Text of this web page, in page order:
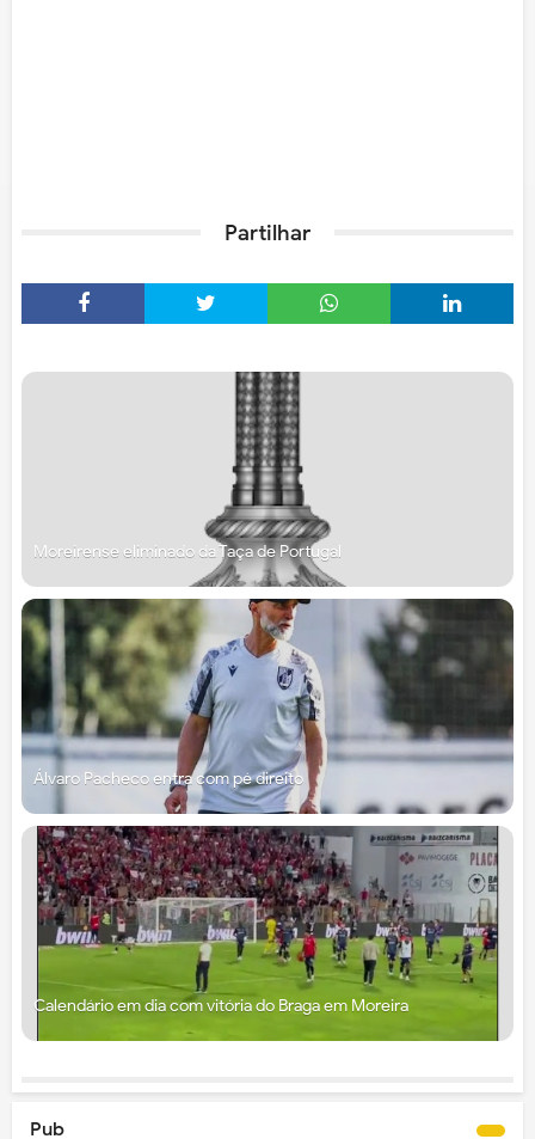
Partilhar
Moreirense eliminado da Taça de Portugal
Álvaro Pacheco entra com pé direito
Calendário em dia com vitória do Braga em Moreira
Pub